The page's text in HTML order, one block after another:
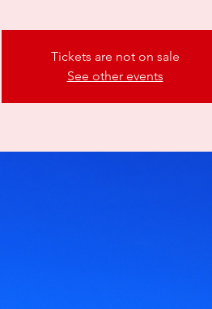
Tickets are not on sale
See other events